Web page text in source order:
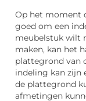
Op het moment
goed om een
meubelstuk wilt
maken, kan het
plattegrond van
indeling kan zijn
de plattegrond
afmetingen